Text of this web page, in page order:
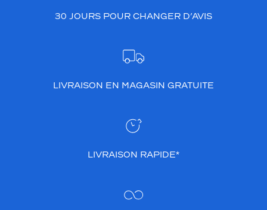
30 JOURS POUR CHANGER D’AVIS
LIVRAISON EN MAGASIN GRATUITE
LIVRAISON RAPIDE*